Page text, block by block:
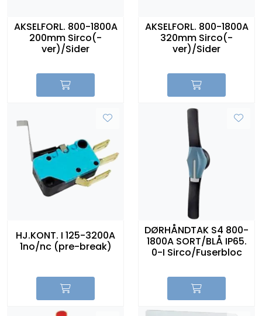
AKSELFORL. 800-1800A
200mm Sirco(-
ver)/Sider
AKSELFORL. 800-1800A
320mm Sirco(-
ver)/Sider
HJ.KONT. I 125-3200A
1no/nc (pre-break)
DØRHÅNDTAK S4 800-
1800A SORT/BLÅ IP65.
0-I Sirco/Fuserbloc